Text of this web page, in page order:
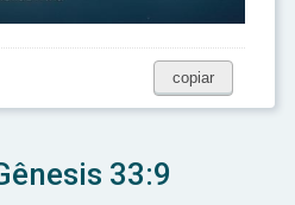
copiar
33:9